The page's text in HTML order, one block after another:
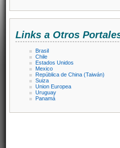
Links a Otros
Brasil
Chile
Estados Unidos
Mexico
República de China (Taiwán)
Suiza
Union Europea
Uruguay
Panamá